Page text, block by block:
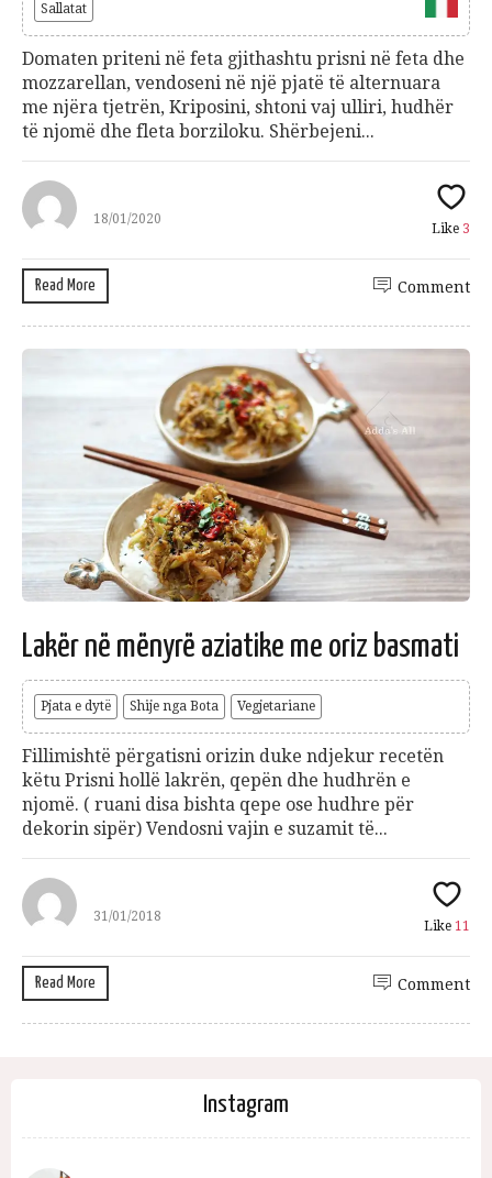
Sallatat
Domaten priteni në feta gjithashtu prisni në feta dhe
mozzarellan, vendoseni në një pjatë të alternuara
me njëra tjetrën, Kriposini, shtoni vaj ulliri, hudhër
të njomë dhe fleta borziloku. Shërbejeni...
18/01/2020
Like 3
Read More Comment
Lakër në mënyrë aziatike me oriz basmati
Pjata e dytë Shije nga Bota Vegjetariane
Fillimishtë përgatisni orizin duke ndjekur recetën
këtu Prisni hollë lakrën, qepën dhe hudhrën e
njomë. ( ruani disa bishta qepe ose hudhre për
dekorin sipër) Vendosni vajin e suzamit të...
31/01/2018
Like 11
Read More Comment
Instagram